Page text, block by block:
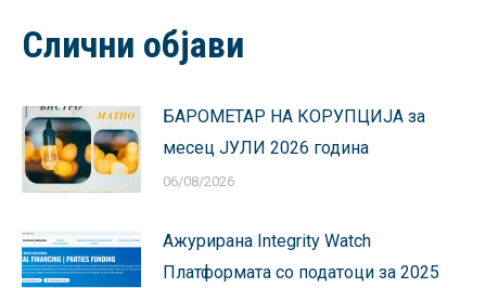
Слични објави
БАРОМЕТАР НА КОРУПЦИЈА за
месец ЈУЛИ 2026 година
06/08/2026
Ажурирана Integrity Watch
Платформата со податоци за 2025